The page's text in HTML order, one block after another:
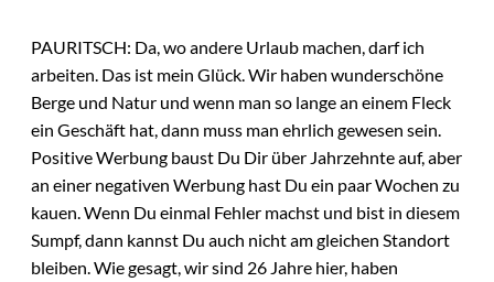
PAURITSCH: Da, wo andere Urlaub machen, darf ich
arbeiten. Das ist mein Glück. Wir haben wunderschöne
Berge und Natur und wenn man so lange an einem Fleck
ein Geschäft hat, dann muss man ehrlich gewesen sein.
Positive Werbung baust Du Dir über Jahrzehnte auf, aber
an einer negativen Werbung hast Du ein paar Wochen zu
kauen. Wenn Du einmal Fehler machst und bist in diesem
Sumpf, dann kannst Du auch nicht am gleichen Standort
bleiben. Wie gesagt, wir sind 26 Jahre hier, haben